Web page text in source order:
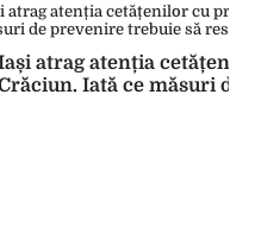
atrag atenția
Iată ce măsuri de